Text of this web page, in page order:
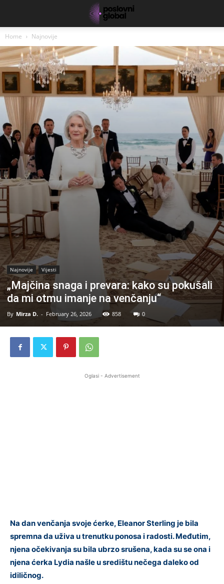
Home Najnovije
Najnovije Vijesti
„Majčina snaga i prevara: kako su pokušali
da mi otmu imanje na venčanju“
By Mirza D. - February 26, 2026 858 0
Oglasi - Advertisement
Na dan venčanja svoje ćerke, Eleanor Sterling je bila
spremna da uživa u trenutku ponosa i radosti. Međutim,
njena očekivanja su bila ubrzo srušena, kada su se ona i
njena ćerka Lydia našle u središtu nečega daleko od
idiličnog.